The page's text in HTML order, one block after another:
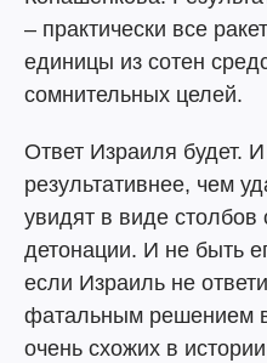
– практически все
единицы из сотен
сомнительных целей.
Ответ Израиля будет.
результативнее, чем
увидят в виде столбов
детонации. И не быть
если Израиль не
фатальным решением
очень схожих в